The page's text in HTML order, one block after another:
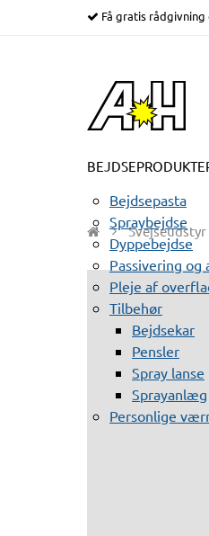
Få gratis
Bejdsepasta
Spraybejdse
Dyppebejdse
Passivering og
Pleje af
Tilbehør
Bejdsekar
Pensler
Spray lanse
Sprayanlæg
Personlige
Svejseudstyr